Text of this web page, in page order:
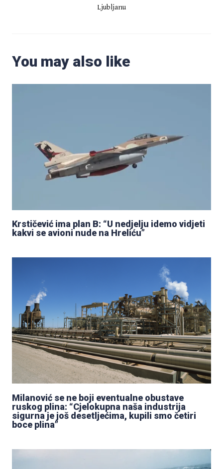
Ljubljanu
You may also like
Krstičević ima plan B: “U nedjelju idemo vidjeti
kakvi se avioni nude na Hreliću”
Milanović se ne boji eventualne obustave
ruskog plina: “Cjelokupna naša industrija
sigurna je još desetljećima, kupili smo četiri
boce plina”